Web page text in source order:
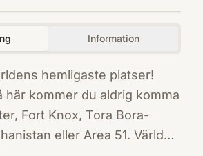
Information
hemligaste platser!
här kommer du aldrig komma
Fort Knox, Tora Bora-
eller Area 51. Världen